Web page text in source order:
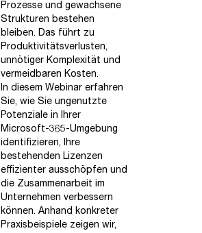
Prozesse und gewachsene
Strukturen bestehen
bleiben. Das führt zu
Produktivitätsverlusten,
unnötiger Komplexität und
vermeidbaren Kosten.
In diesem Webinar erfahren
Sie, wie Sie ungenutzte
Potenziale in Ihrer
Microsoft-365-Umgebung
identifizieren, Ihre
bestehenden Lizenzen
effizienter ausschöpfen und
die Zusammenarbeit im
Unternehmen verbessern
können. Anhand konkreter
Praxisbeispiele zeigen wir,